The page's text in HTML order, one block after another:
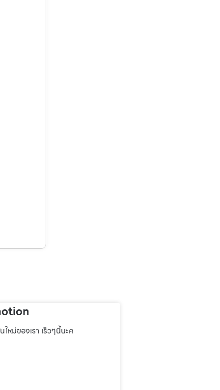
หม่ของเรา เร็วๆนี้นะค